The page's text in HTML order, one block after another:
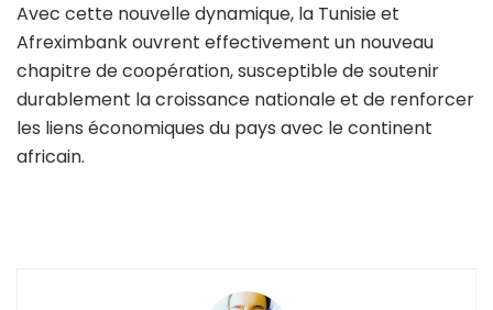
Avec cette nouvelle dynamique, la Tunisie et
Afreximbank ouvrent effectivement un nouveau
chapitre de coopération, susceptible de soutenir
durablement la croissance nationale et de renforcer
les liens économiques du pays avec le continent
africain.